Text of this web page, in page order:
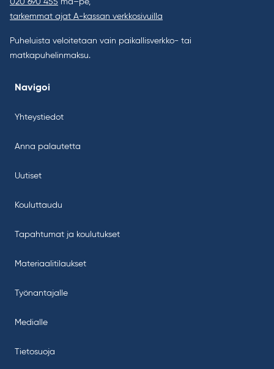
020 690 455 ma–pe,
tarkemmat ajat A-kassan verkkosivuilla
Puheluista veloitetaan vain paikallisverkko- tai
matkapuhelinmaksu.
Navigoi
Yhteystiedot
Anna palautetta
Uutiset
Kouluttaudu
Tapahtumat ja koulutukset
Materiaalitilaukset
Työnantajalle
Medialle
Tietosuoja